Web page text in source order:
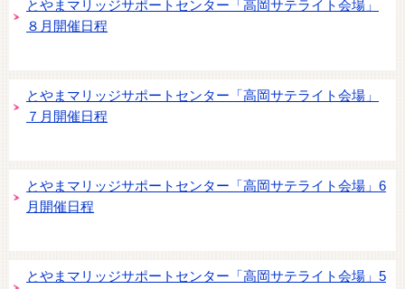
とやまマリッジサポートセンター「高岡サテライト会場」
８月開催日程
とやまマリッジサポートセンター「高岡サテライト会場」
７月開催日程
とやまマリッジサポートセンター「高岡サテライト会場」6
月開催日程
とやまマリッジサポートセンター「高岡サテライト会場」5